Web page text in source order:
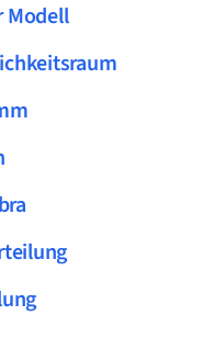
Modell